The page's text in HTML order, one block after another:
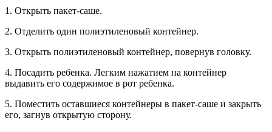
1. Открыть пакет-саше.
2. Отделить один полиэтиленовый контейнер.
3. Открыть полиэтиленовый контейнер, повернув головку.
4. Посадить ребенка. Легким нажатием на контейнер
выдавить его содержимое в рот ребенка.
5. Поместить оставшиеся контейнеры в пакет-саше и закрыть
его, загнув открытую сторону.